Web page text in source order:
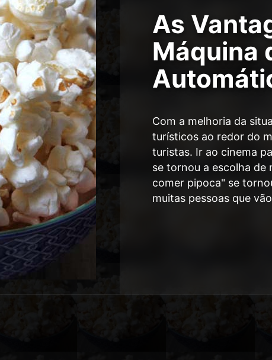
As
Máquina
Com a melhoria da
turísticos ao redor do
turistas. Ir ao cinema
se tornou a escolha de
comer pipoca" se
muitas pessoas que